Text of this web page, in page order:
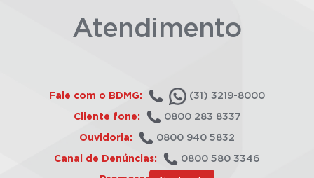
Atendimento
Fale com o BDMG: (31) 3219-8000
Cliente fone: 0800 283 8337
Ouvidoria: 0800 940 5832
Canal de Denúncias: 0800 580 3346